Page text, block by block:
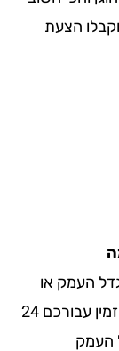
הצעת
או
בערים הקרובות בדחיפות, הצוות שלנו כאן זמין עבורכם 24